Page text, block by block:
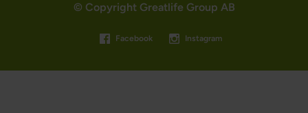
© Copyright Greatlife Group AB
Facebook Instagram